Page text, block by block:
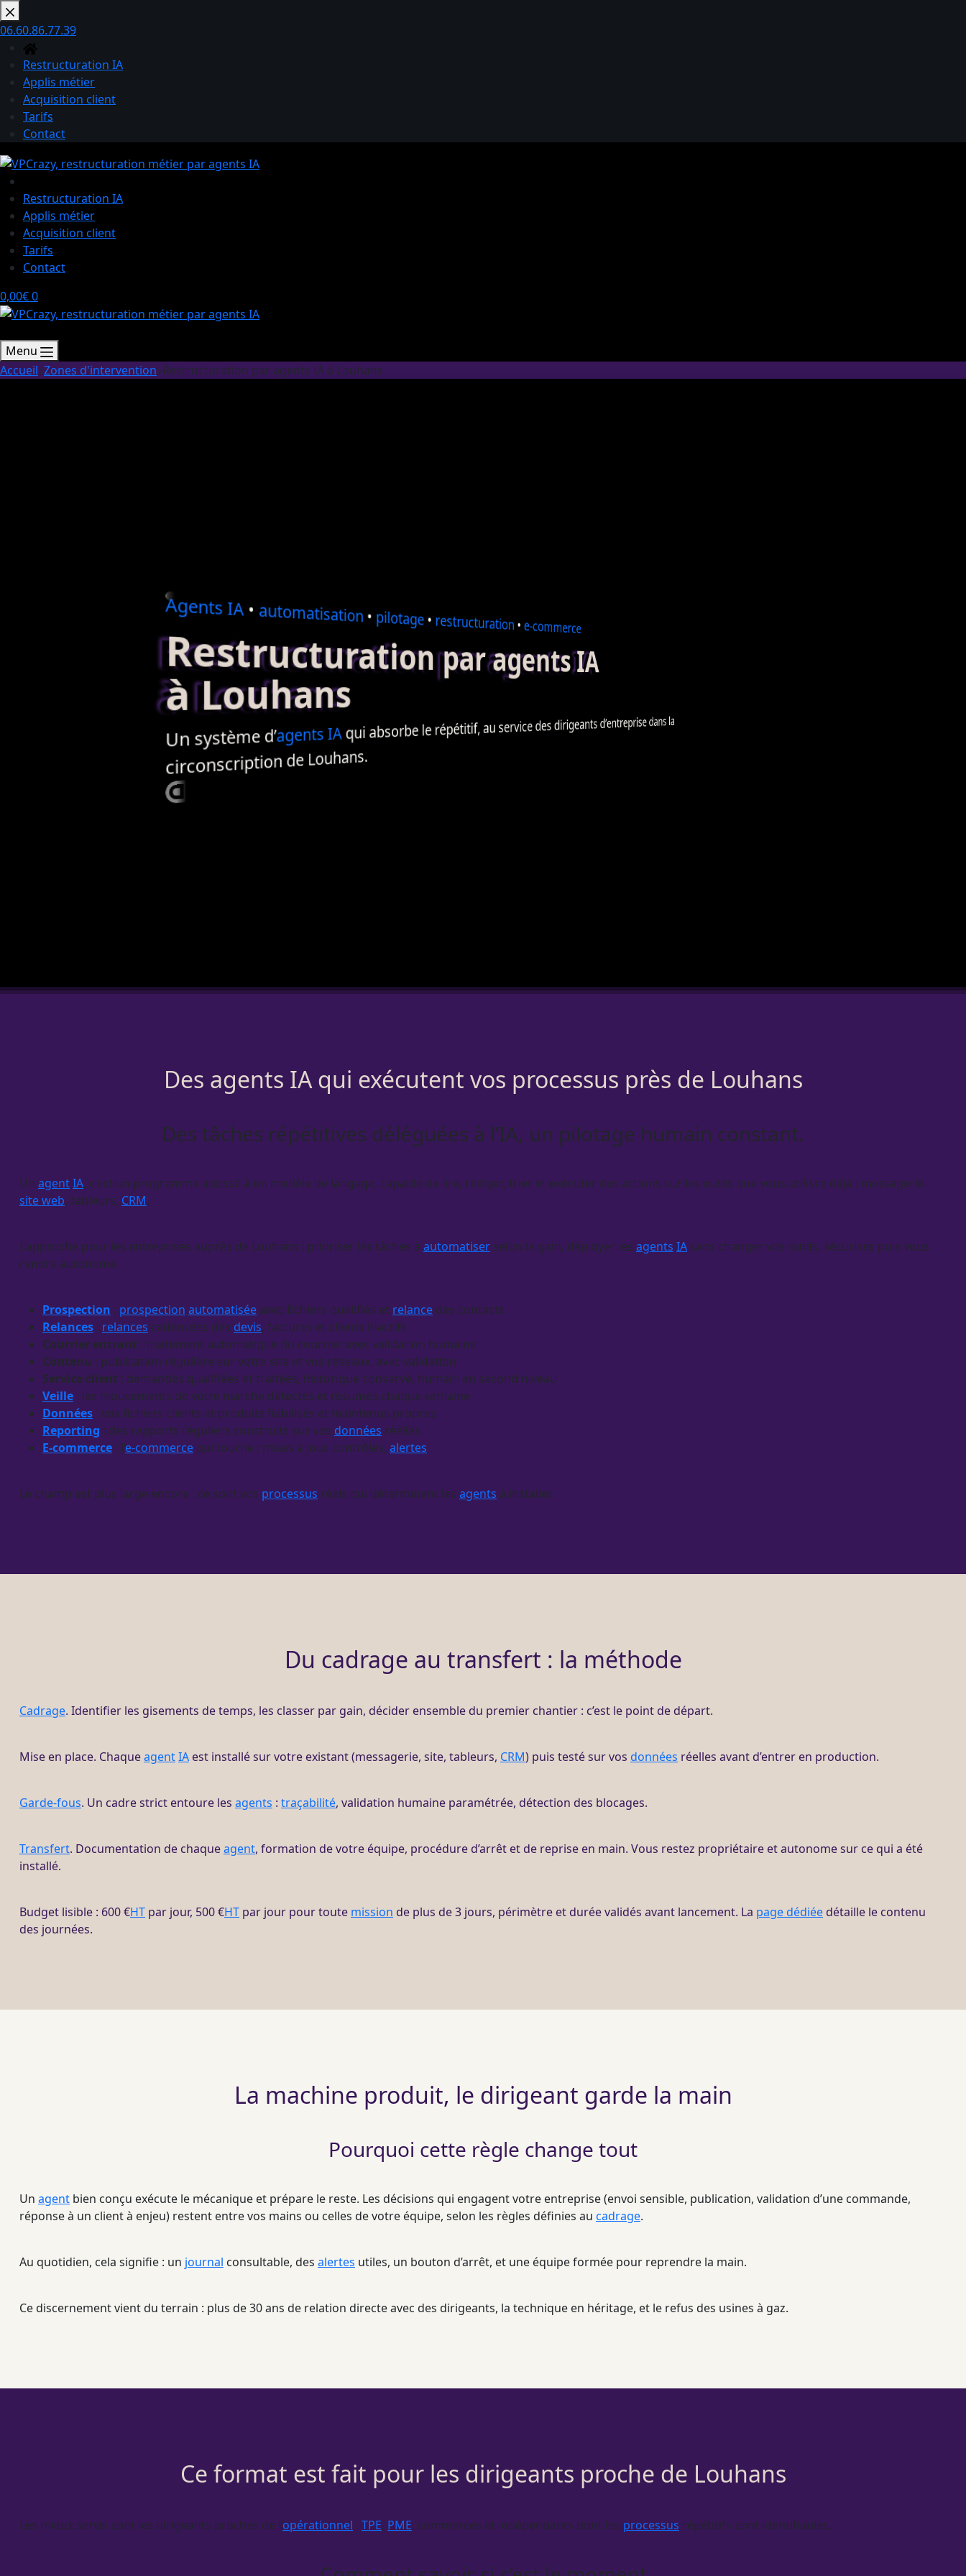
Passer
au
contenu
06.60.86.77.39
Restructuration IA
Applis métier
Acquisition client
Tarifs
Contact
Restructuration IA
Applis métier
Acquisition client
Tarifs
Contact
Panier
d’achat
0,00€0
Menu
Accueil Zones d'intervention Restructuration par agents IA à Louhans
AgentsIA• automatisation• pilotage• restructuration•e-commerce
Restructuration par agents IA
à Louhans
Un système d’agentsIAqui absorbe le répétitif, au service des dirigeants d’entreprise dans la
circonscription de Louhans.
Des agents IA qui exécutent vos processus près de Louhans
Des tâches répétitives déléguées à l’IA, un pilotage humain constant.
Un agentIA, c’est un programme adossé à un modèle de langage, capable de lire, rédiger, trier et exécuter des actions sur les outils que vous utilisez déjà : messagerie,
site web, tableurs, CRM.
L’approche pour les entreprises auprès de Louhans : prioriser les tâches à automatiser selon le gain, déployer les agents IA sans changer vos outils, sécuriser, puis vous
rendre autonome.
Prospection : prospection automatisée avec fichiers qualifiés et relance des contacts
Relances : relances cadencées des devis, factures et clients inactifs
Courrier entrant : traitement automatique du courrier avec validation humaine
Contenu : publication régulière sur votre site et vos réseaux, avec validation
Service client : demandes qualifiées et traitées, historique conservé, humain en second niveau
Veille : les mouvements de votre marché détectés et résumés chaque semaine
Données : vos fichiers clients et produits fiabilisés et maintenus propres
Reporting : des rapports réguliers construits sur vos données réelles
E-commerce : l’e-commerce qui tourne : mises à jour, contrôles, alertes
Le champ est plus large encore : ce sont vos processus réels qui déterminent les agents à installer.
Du cadrage au transfert : la méthode
Cadrage. Identifier les gisements de temps, les classer par gain, décider ensemble du premier chantier : c’est le point de départ.
Mise en place. ChaqueagentIA est installé sur votre existant (messagerie, site, tableurs, CRM) puis testé sur vos données réelles avant d’entrer en production.
Garde-fous. Un cadre strict entoure les agents : traçabilité, validation humaine paramétrée, détection des blocages.
Transfert. Documentation de chaqueagent, formation de votre équipe, procédure d’arrêt et de reprise en main. Vous restez propriétaire et autonome sur ce qui a été
installé.
Budget lisible : 600 €HT par jour, 500 €HT par jour pour toute mission de plus de 3 jours, périmètre et durée validés avant lancement. La page dédiée détaille le contenu
des journées.
La machine produit, le dirigeant garde la main
Pourquoi cette règle change tout
Un agent bien conçu exécute le mécanique et prépare le reste. Les décisions qui engagent votre entreprise (envoi sensible, publication, validation d’une commande,
réponse à un client à enjeu) restent entre vos mains ou celles de votre équipe, selon les règles définies au cadrage.
Au quotidien, cela signifie : un journal consultable, des alertes utiles, un bouton d’arrêt, et une équipe formée pour reprendre la main.
Ce discernement vient du terrain : plus de 30 ans de relation directe avec des dirigeants, la technique en héritage, et le refus des usines à gaz.
Ce format est fait pour les dirigeants proche de Louhans
Les mieux servis sont les dirigeants proches de l’opérationnel : TPE, PME, commerces et indépendants dont les processus répétitifs sont identifiables.